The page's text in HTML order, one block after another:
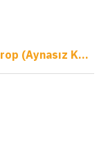
Halikarnas 2 Kapılı Çekmeceli Gardrop (Aynasız Kapaklı)